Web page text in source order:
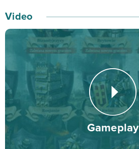
Jeśli chodzi o formowanie swoich
to tutaj musisz poświęcić
ponieważ tworzenie wojskowych
przeglądarkowej strategii to dosyć
Każda z jednostek jest bowiem
zestaw cech, a jednostki można
aby jak najlepiej wykorzystać ich
Video
Gameplay